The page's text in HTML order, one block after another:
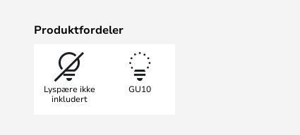
Lampehodet på tak-, gulv- og
lysretningen og fremheve
Produktfordeler
Lyspære ikke
inkludert
GU10